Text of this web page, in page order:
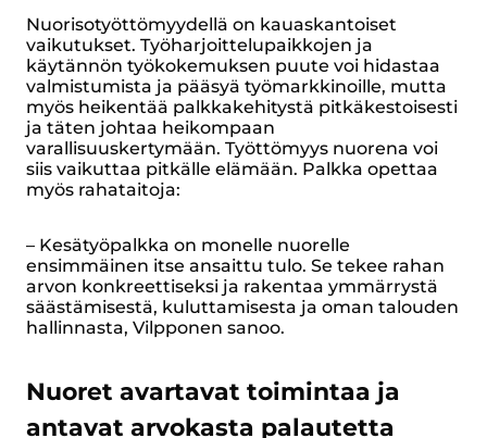
Nuorisotyöttömyydellä on kauaskantoiset
vaikutukset. Työharjoittelupaikkojen ja
käytännön työkokemuksen puute voi hidastaa
valmistumista ja pääsyä työmarkkinoille, mutta
myös heikentää palkkakehitystä pitkäkestoisesti
ja täten johtaa heikompaan
varallisuuskertymään. Työttömyys nuorena voi
siis vaikuttaa pitkälle elämään. Palkka opettaa
myös rahataitoja:
– Kesätyöpalkka on monelle nuorelle
ensimmäinen itse ansaittu tulo. Se tekee rahan
arvon konkreettiseksi ja rakentaa ymmärrystä
säästämisestä, kuluttamisesta ja oman talouden
hallinnasta, Vilpponen sanoo.
Nuoret avartavat toimintaa ja
antavat arvokasta palautetta